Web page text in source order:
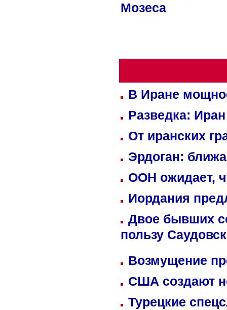
Мозеса
В Иране
Разведка:
От иранских
Эрдоган:
ООН ожидает,
Иордания
Двое бывших
пользу
Возмущение
США создают
Турецкие